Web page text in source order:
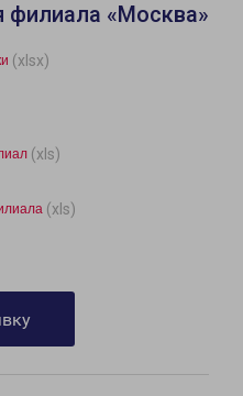
филиала «Москва»
(xlsx)
(xls)
(xls)